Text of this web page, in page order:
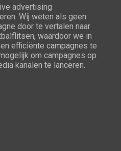
advertising
Wij weten als geen
door te vertalen naar
waardoor we in
efficiënte campagnes te
om campagnes op
kanalen te lanceren.